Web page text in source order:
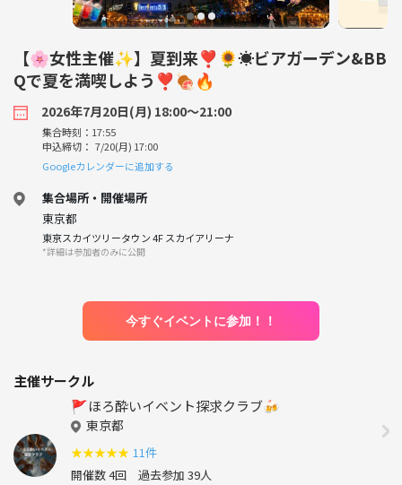
【🌸女性主催✨】夏到来❣️🌻☀️ビアガーデン&BB
Qで夏を満喫しよう❣️🍖🔥
2026年7月20日(月) 18:00〜21:00
集合時刻：17:55
申込締切： 7/20(月) 17:00
Googleカレンダーに追加する
集合場所・開催場所
東京都
東京スカイツリータウン 4F スカイアリーナ
*詳細は参加者のみに公開
今すぐイベントに参加！！
主催サークル
🚩ほろ酔いイベント探求クラブ🍻
東京都
★★★★★ 11件
開催数 4回 過去参加 39人